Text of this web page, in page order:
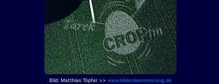
Bild: Matthias Töpfer >> www.bilderdaemmerung.de